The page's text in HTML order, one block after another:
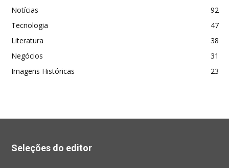
Notícias
92
Tecnologia
47
Literatura
38
Negócios
31
Imagens Históricas
23
Seleções do editor